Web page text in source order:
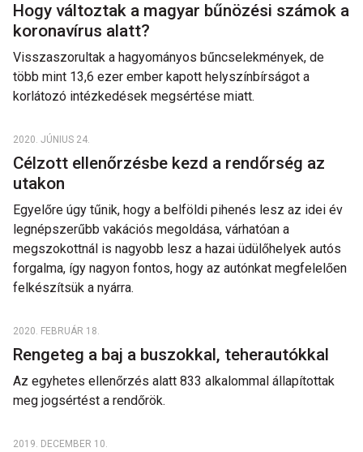
Hogy változtak a magyar bűnözési számok a
koronavírus alatt?
Visszaszorultak a hagyományos bűncselekmények, de
több mint 13,6 ezer ember kapott helyszínbírságot a
korlátozó intézkedések megsértése miatt.
2020. JÚNIUS 24.
Célzott ellenőrzésbe kezd a rendőrség az
utakon
Egyelőre úgy tűnik, hogy a belföldi pihenés lesz az idei év
legnépszerűbb vakációs megoldása, várhatóan a
megszokottnál is nagyobb lesz a hazai üdülőhelyek autós
forgalma, így nagyon fontos, hogy az autónkat megfelelően
felkészítsük a nyárra.
2020. FEBRUÁR 18.
Rengeteg a baj a buszokkal, teherautókkal
Az egyhetes ellenőrzés alatt 833 alkalommal állapítottak
meg jogsértést a rendőrök.
2019. DECEMBER 10.